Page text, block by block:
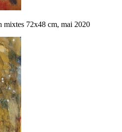
mixtes 72x48 cm, mai 2020